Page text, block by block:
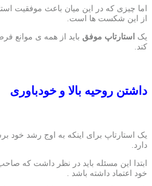
اما چیزی که در این میان باعث موفقیت
از این شکست ها است.
یک استارتاپ موفق باید از همه ی موانع
کند.
داشتن روحیه بالا و خودباوری
یک استارتاپ برای اینکه به اوج رشد خود
دارد.
ابتدا این مسئله باید در نظر داشت که صاحب
خود اعتماد داشته باشد .